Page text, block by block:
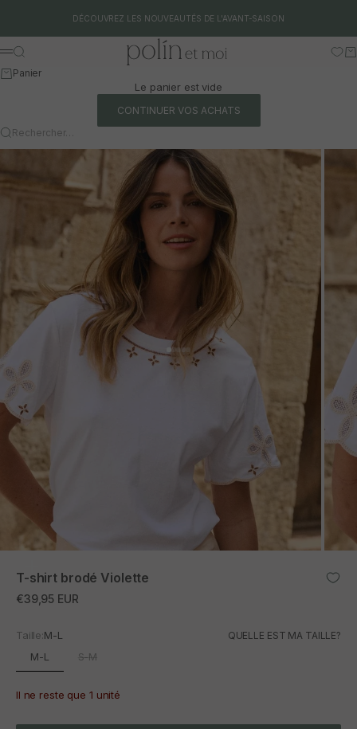
DÉCOUVREZ LES NOUVEAUTÉS DE L'AVANT-SAISON
Polín et moi
Menu
Rechercher
Panier
Le panier est vide
CONTINUER VOS ACHATS
Rechercher…
Aller à l'article 1
Aller à l'article 2
Aller à l'article 3
Aller à l'article 4
Aller à l'article 5
T-shirt brodé Violette
Prix promotionnel
€39,95 EUR
Taille:M-L QUELLE EST MA TAILLE?
M-L S-M
Il ne reste que 1 unité